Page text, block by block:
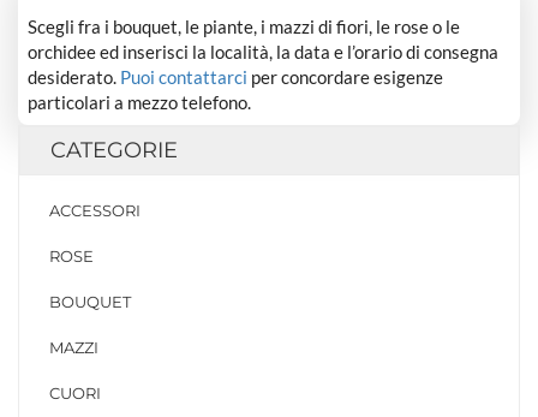
Scegli fra i bouquet, le piante, i mazzi di fiori, le rose o le
orchidee ed inserisci la località, la data e l’orario di consegna
desiderato. Puoi contattarci per concordare esigenze
particolari a mezzo telefono.
CATEGORIE
ACCESSORI
ROSE
BOUQUET
MAZZI
CUORI